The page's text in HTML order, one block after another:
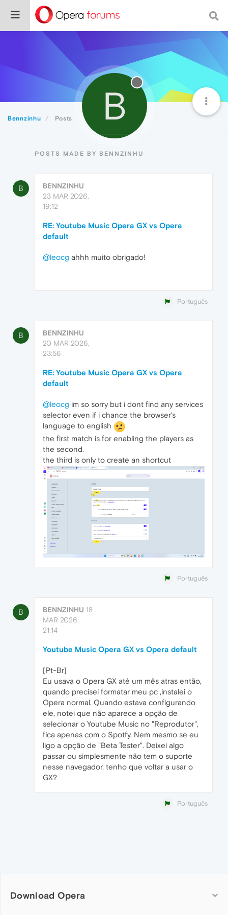
Bennzinhu Posts B
POSTS MADE BY BENNZINHU
B
BENNZINHU
23 MAR 2026,
19:12
RE: Youtube Music Opera GX vs Opera
default
@leocg ahhh muito obrigado!
Português
B
BENNZINHU
20 MAR 2026,
23:56
RE: Youtube Music Opera GX vs Opera
default
@leocg im so sorry but i dont find any services
selector even if i chance the browser's
language to english
the first match is for enabling the players as
the second.
the third is only to create an shortcut
Português
B BENNZINHU 18
MAR 2026,
21:14
Youtube Music Opera GX vs Opera default
[Pt-Br]
Eu usava o Opera GX até um mês atras então,
quando precisei formatar meu pc ,instalei o
Opera normal. Quando estava configurando
ele, notei que não aparece a opção de
selecionar o Youtube Music no "Reprodutor",
fica apenas com o Spotfy. Nem mesmo se eu
ligo a opção de "Beta Tester". Deixei algo
passar ou simplesmente não tem o suporte
nesse navegador, tenho que voltar a usar o
GX?
Português
Download Opera